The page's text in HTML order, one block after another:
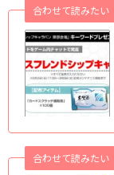
合わせて読みたい
合わせて読みたい